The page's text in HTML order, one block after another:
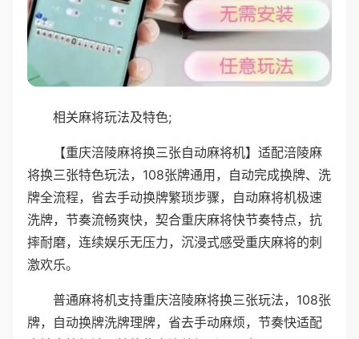
相关麻将玩法及特色;
【重庆涪陵麻将换三张自动麻将机】适配涪陵麻
将换三张特色玩法，108张牌通用，自动完成换牌、洗
牌全流程，省去手动换牌繁琐步骤，自动麻将机极速
洗牌，节奏流畅爽快，契合重庆麻将快节奏特点，抗
摔耐磨，连续娱乐无压力，沉浸式感受重庆麻将的刺
激欢乐。
普通麻将机支持重庆涪陵麻将换三张玩法，108张
牌，自动换牌洗牌理牌，省去手动麻烦，节奏快适配